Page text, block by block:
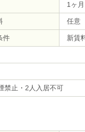
1ヶ月
任意
件 新賃
禁止・2人入居不可